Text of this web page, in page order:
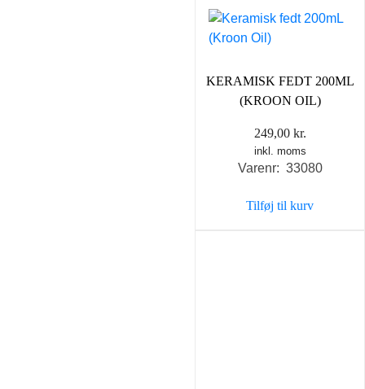
KERAMISK FEDT 200ML
(KROON OIL)
249,00 kr.
inkl. moms
Varenr: 33080
Tilføj til kurv